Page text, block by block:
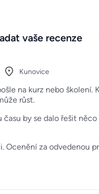
vaše recenze
Kunovice
na kurz nebo
růst.
by se dalo řešit
za odvedenou